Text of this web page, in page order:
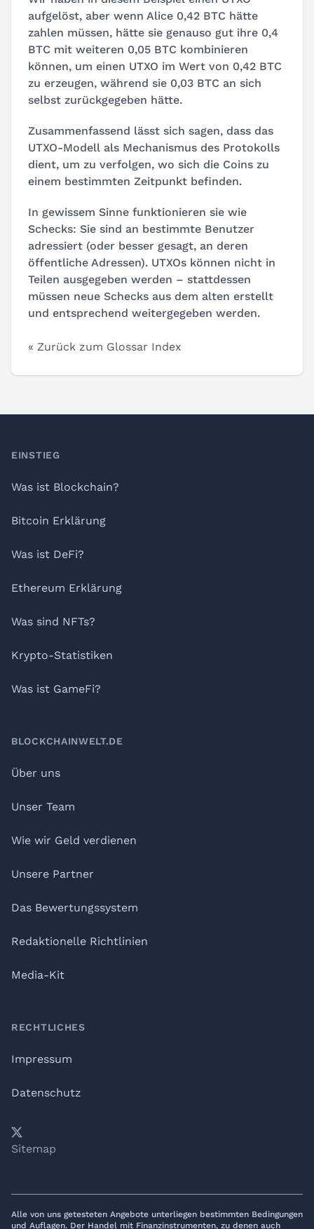
aufgelöst, aber wenn Alice 0,42 BTC hätte
zahlen müssen, hätte sie genauso gut ihre 0,4
BTC mit weiteren 0,05 BTC kombinieren
können, um einen UTXO im Wert von 0,42 BTC
zu erzeugen, während sie 0,03 BTC an sich
selbst zurückgegeben hätte.
Zusammenfassend lässt sich sagen, dass das
UTXO-Modell als Mechanismus des Protokolls
dient, um zu verfolgen, wo sich die Coins zu
einem bestimmten Zeitpunkt befinden.
In gewissem Sinne funktionieren sie wie
Schecks: Sie sind an bestimmte Benutzer
adressiert (oder besser gesagt, an deren
öffentliche Adressen). UTXOs können nicht in
Teilen ausgegeben werden – stattdessen
müssen neue Schecks aus dem alten erstellt
und entsprechend weitergegeben werden.
« Zurück zum Glossar Index
Footer
EINSTIEG
Was ist Blockchain?
Bitcoin Erklärung
Was ist DeFi?
Ethereum Erklärung
Was sind NFTs?
Krypto-Statistiken
Was ist GameFi?
BLOCKCHAINWELT.DE
Über uns
Unser Team
Wie wir Geld verdienen
Unsere Partner
Das Bewertungssystem
Redaktionelle Richtlinien
Media-Kit
RECHTLICHES
Impressum
Datenschutz
YouTube
𝕏LinkedIn
Telegram
Sitemap
Alle von uns getesteten Angebote unterliegen bestimmten Bedingungen
und Auflagen. Der Handel mit Finanzinstrumenten, zu denen auch